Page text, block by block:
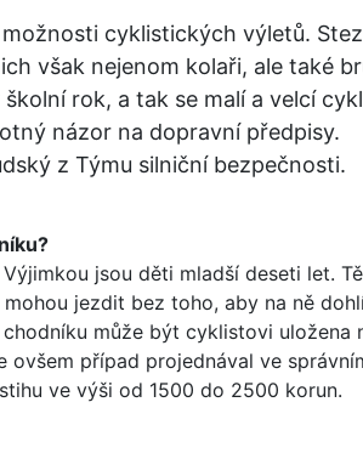
cyklistických výletů.
však nejenom kolaři, ale také
rok, a tak se malí a velcí
názor na dopravní předpisy.
z Týmu silniční bezpečnosti.
jsou děti mladší deseti let.
jezdit bez toho, aby na ně
může být cyklistovi uložena
případ projednával ve
ve výši od 1500 do 2500 korun.